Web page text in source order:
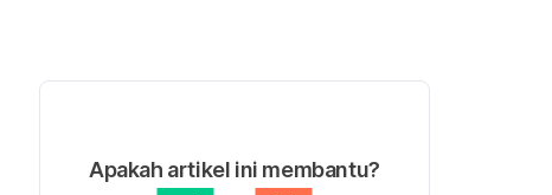
Apakah artikel ini membantu?